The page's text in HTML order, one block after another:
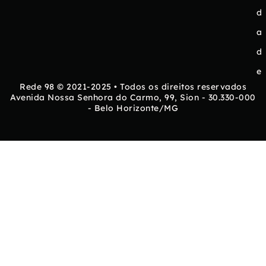
d
a
d
e
Rede 98 © 2021-2025 • Todos os direitos reservados
Avenida Nossa Senhora do Carmo, 99, Sion - 30.330-000
- Belo Horizonte/MG